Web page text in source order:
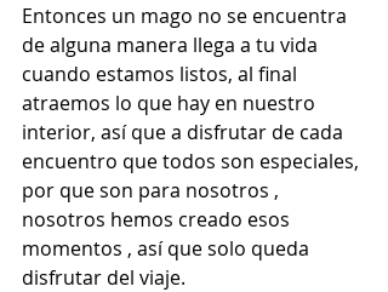
Entonces un mago no se encuentra
de alguna manera llega a tu vida
cuando estamos listos, al final
atraemos lo que hay en nuestro
interior, así que a disfrutar de cada
encuentro que todos son especiales,
por que son para nosotros ,
nosotros hemos creado esos
momentos , así que solo queda
disfrutar del viaje.